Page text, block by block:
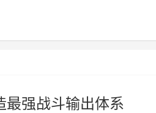
最强战斗输出体系